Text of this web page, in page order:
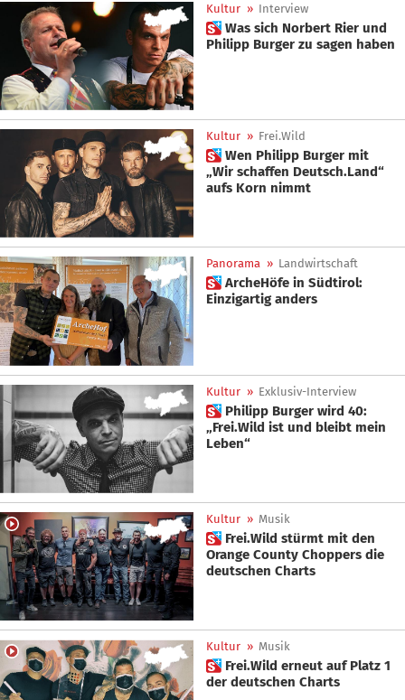
Kultur » Interview
 Was sich Norbert Rier und
Philipp Burger zu sagen haben
Kultur » Frei.Wild
 Wen Philipp Burger mit
„Wir schaffen Deutsch.Land“
aufs Korn nimmt
Panorama » Landwirtschaft
 ArcheHöfe in Südtirol:
Einzigartig anders
Kultur » Exklusiv-Interview
 Philipp Burger wird 40:
„Frei.Wild ist und bleibt mein
Leben“
Kultur » Musik
 Frei.Wild stürmt mit den
Orange County Choppers die
deutschen Charts
Kultur » Musik
 Frei.Wild erneut auf Platz 1
der deutschen Charts